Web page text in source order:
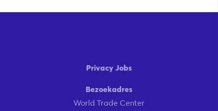
Privacy Jobs
Bezoekadres
World Trade Center